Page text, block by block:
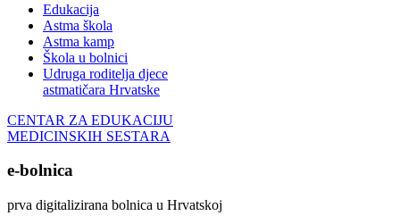
Edukacija
Astma škola
Astma kamp
Škola u bolnici
Udruga roditelja djece
astmatičara Hrvatske
CENTAR ZA EDUKACIJU
MEDICINSKIH SESTARA
e-bolnica
prva digitalizirana bolnica u Hrvatskoj